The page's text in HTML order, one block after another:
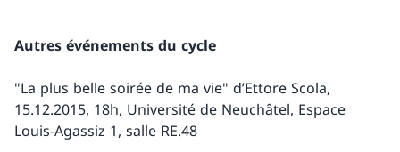
Autres événements du cycle
"La plus belle soirée de ma vie" d’Ettore Scola,
15.12.2015, 18h, Université de Neuchâtel, Espace
Louis-Agassiz 1, salle RE.48